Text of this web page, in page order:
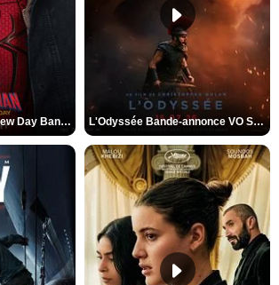
Spider-Man: Brand New Day Bande-annonce VO STFR L'Odyssée Bande-annonce VO STFR